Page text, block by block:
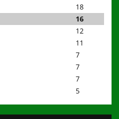
18
16
12
11
7
7
7
5